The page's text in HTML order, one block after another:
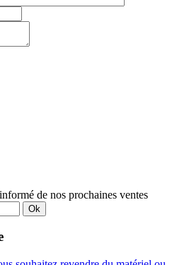
de nos prochaines ventes
Ok